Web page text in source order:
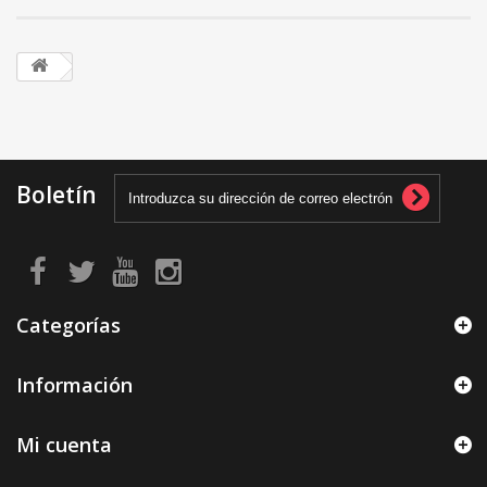
Boletín
Categorías
Información
Mi cuenta